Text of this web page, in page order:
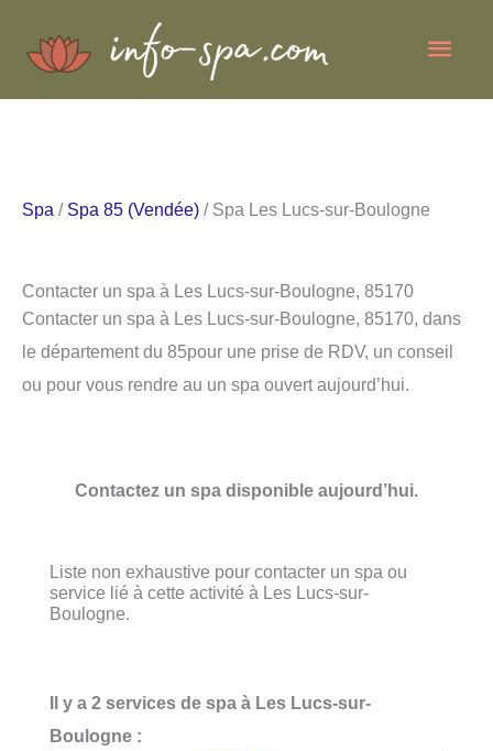
Spa / Spa 85 (Vendée) / Spa Les Lucs-sur-Boulogne
Contacter un spa à Les Lucs-sur-Boulogne, 85170
Contacter un spa à Les Lucs-sur-Boulogne, 85170, dans
le département du 85pour une prise de RDV, un conseil
ou pour vous rendre au un spa ouvert aujourd’hui.
Contactez un spa disponible aujourd’hui.
Liste non exhaustive pour contacter un spa ou
service lié à cette activité à Les Lucs-sur-
Boulogne.
Il y a 2 services de spa à Les Lucs-sur-
Boulogne :